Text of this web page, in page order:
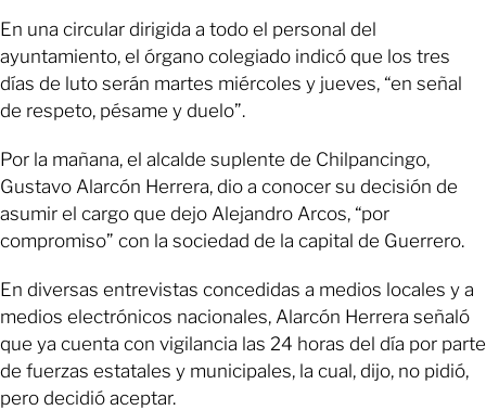
En una circular dirigida a todo el personal del
ayuntamiento, el órgano colegiado indicó que los tres
días de luto serán martes miércoles y jueves, “en señal
de respeto, pésame y duelo”.
Por la mañana, el alcalde suplente de Chilpancingo,
Gustavo Alarcón Herrera, dio a conocer su decisión de
asumir el cargo que dejo Alejandro Arcos, “por
compromiso” con la sociedad de la capital de Guerrero.
En diversas entrevistas concedidas a medios locales y a
medios electrónicos nacionales, Alarcón Herrera señaló
que ya cuenta con vigilancia las 24 horas del día por parte
de fuerzas estatales y municipales, la cual, dijo, no pidió,
pero decidió aceptar.